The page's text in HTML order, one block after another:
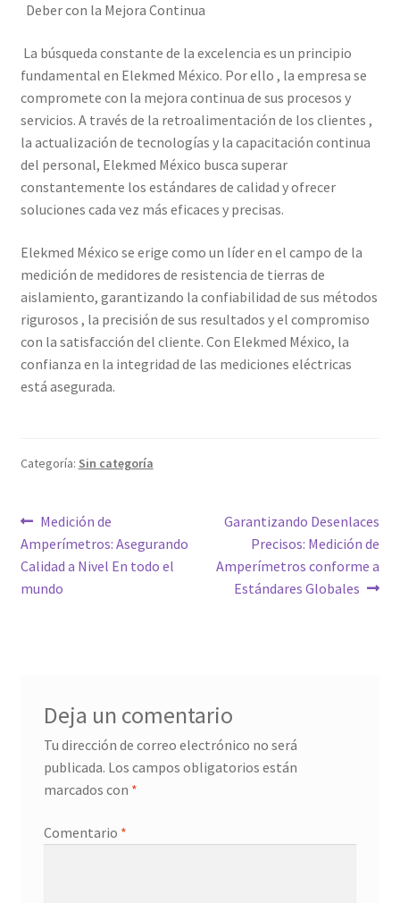
Deber con la Mejora Continua
La búsqueda constante de la excelencia es un principio
fundamental en Elekmed México. Por ello , la empresa se
compromete con la mejora continua de sus procesos y
servicios. A través de la retroalimentación de los clientes ,
la actualización de tecnologías y la capacitación continua
del personal, Elekmed México busca superar
constantemente los estándares de calidad y ofrecer
soluciones cada vez más eficaces y precisas.
Elekmed México se erige como un líder en el campo de la
medición de medidores de resistencia de tierras de
aislamiento, garantizando la confiabilidad de sus métodos
rigurosos , la precisión de sus resultados y el compromiso
con la satisfacción del cliente. Con Elekmed México, la
confianza en la integridad de las mediciones eléctricas
está asegurada.
Categoría: Sin categoría
Navegación
de
entradas
Entrada
anterior:
Medición de
Amperímetros: Asegurando
Calidad a Nivel En todo el
mundo
Siguiente
entrada:
Garantizando Desenlaces
Precisos: Medición de
Amperímetros conforme a
Estándares Globales
Deja un comentario
Tu dirección de correo electrónico no será
publicada. Los campos obligatorios están
marcados con *
Comentario *